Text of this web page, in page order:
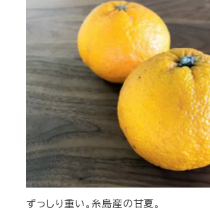
ずっしり重い。糸島産の甘夏。